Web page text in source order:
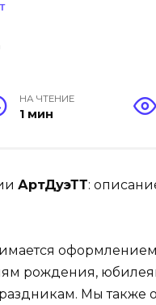
НА ЧТЕНИЕ
1 мин
АртДуэТТ:
рождения,
Мы также